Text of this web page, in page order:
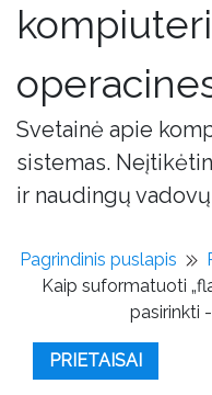
Svetainė apie
sistemas.
ir naudingų vadovų
Pagrindinis puslapis
Kaip suformatuoti
pasirinkti
PRIETAISAI